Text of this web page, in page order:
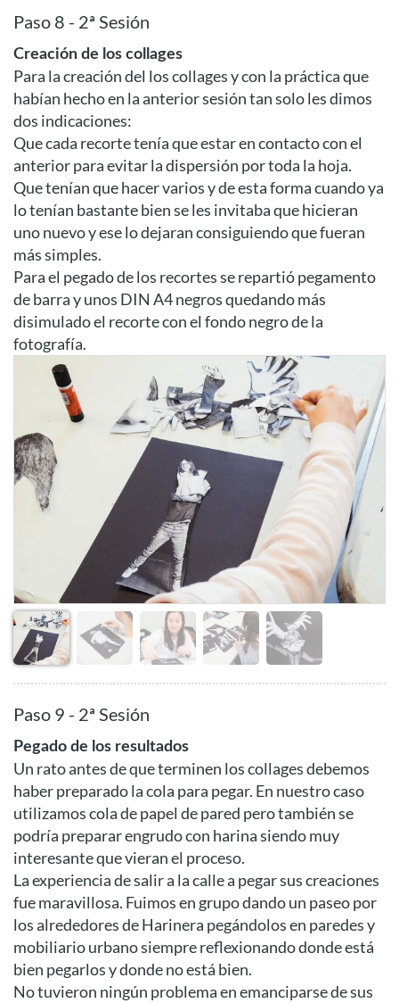
Paso 8 - 2ª Sesión
Creación de los collages
Para la creación del los collages y con la práctica que
habían hecho en la anterior sesión tan solo les dimos
dos indicaciones:
Que cada recorte tenía que estar en contacto con el
anterior para evitar la dispersión por toda la hoja.
Que tenían que hacer varios y de esta forma cuando ya
lo tenían bastante bien se les invitaba que hicieran
uno nuevo y ese lo dejaran consiguiendo que fueran
más simples.
Para el pegado de los recortes se repartió pegamento
de barra y unos DIN A4 negros quedando más
disimulado el recorte con el fondo negro de la
fotografía.
Paso 9 - 2ª Sesión
Pegado de los resultados
Un rato antes de que terminen los collages debemos
haber preparado la cola para pegar. En nuestro caso
utilizamos cola de papel de pared pero también se
podría preparar engrudo con harina siendo muy
interesante que vieran el proceso.
La experiencia de salir a la calle a pegar sus creaciones
fue maravillosa. Fuimos en grupo dando un paseo por
los alrededores de Harinera pegándolos en paredes y
mobiliario urbano siempre reflexionando donde está
bien pegarlos y donde no está bien.
No tuvieron ningún problema en emanciparse de sus